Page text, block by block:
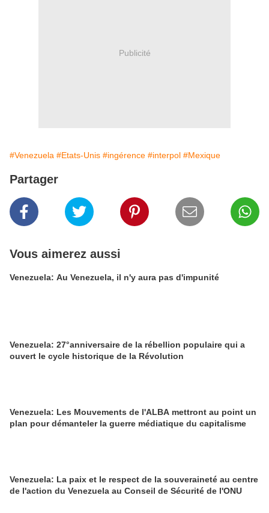
Publicité
#Venezuela #Etats-Unis #ingérence #interpol #Mexique
Partager
Vous aimerez aussi
Venezuela: Au Venezuela, il n'y aura pas d'impunité
Venezuela: 27°anniversaire de la rébellion populaire qui a
ouvert le cycle historique de la Révolution
Venezuela: Les Mouvements de l'ALBA mettront au point un
plan pour démanteler la guerre médiatique du capitalisme
Venezuela: La paix et le respect de la souveraineté au centre
de l'action du Venezuela au Conseil de Sécurité de l'ONU